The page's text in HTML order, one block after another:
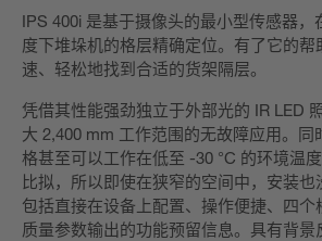
IPS 400i 是基于摄像头的最小型传感器，
度下堆垛机的格层精确定位。有了它的帮
速、轻松地找到合适的货架隔层。
凭借其性能强劲独立于外部光的 IR LED
大 2,400 mm 工作范围的无故障应用。同
格甚至可以工作在低至 -30 °C 的环境温
比拟，所以即使在狭窄的空间中，安装
包括直接在设备上配置、操作便捷、四个
质量参数输出的功能预留信息。具有背景